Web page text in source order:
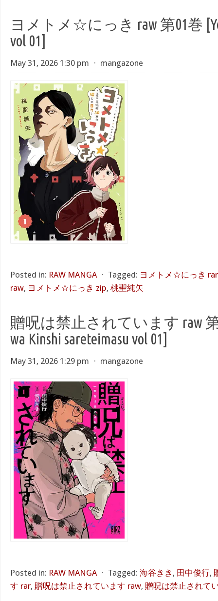
ヨメトメ☆にっき raw 第01巻
vol 01]
May 31, 2026 1:30 pm ⋅ mangazone
Posted in: RAW MANGA ⋅ Tagged: ヨメトメ☆にっき rar
raw, ヨメトメ☆にっき zip, 桃聖純矢
贈呪は禁止されています raw 第
wa Kinshi sareteimasu vol 01]
May 31, 2026 1:29 pm ⋅ mangazone
Posted in: RAW MANGA ⋅ Tagged: 海谷きき , 田中俊行,
す rar, 贈呪は禁止されています raw, 贈呪は禁止されて